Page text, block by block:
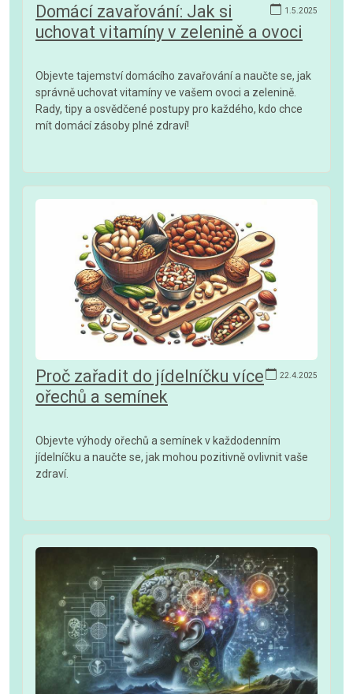
1.5.2025
Domácí zavařování: Jak si
uchovat vitamíny v zelenině a ovoci
Objevte tajemství domácího zavařování a naučte se, jak
správně uchovat vitamíny ve vašem ovoci a zelenině.
Rady, tipy a osvědčené postupy pro každého, kdo chce
mít domácí zásoby plné zdraví!
22.4.2025
Proč zařadit do jídelníčku více
ořechů a semínek
Objevte výhody ořechů a semínek v každodenním
jídelníčku a naučte se, jak mohou pozitivně ovlivnit vaše
zdraví.